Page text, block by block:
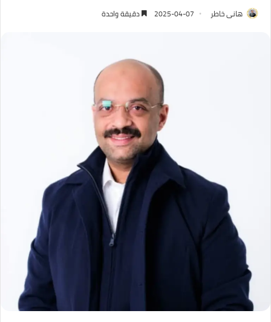
هانى خاطر 2025-04-07 دقيقة واحدة